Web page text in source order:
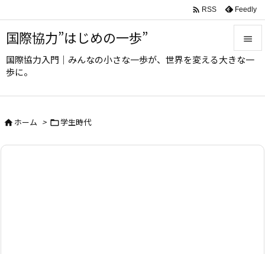
国際協力”はじめの一歩”
国際協力入門｜みんなの小さな一歩が、世界を変える大きな一
歩に。



 RSS Feedly
ホーム > 学生時代